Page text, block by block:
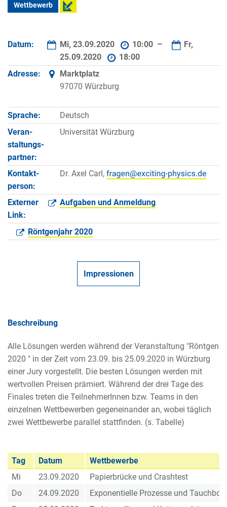
Wettbewerb
Datum: Mi, 23.09.2020 10:00 –
Fr,
25.09.2020
18:00
Adresse:
Marktplatz
97070 Würzburg
Sprache:
Deutsch
Veran­
staltungs­
partner:
Universität Würzburg
Kontakt­
person:
Dr. Axel Carl,
Externer
Link:
Aufgaben und Anmeldung
Röntgenjahr 2020
Impressionen
Beschreibung
Alle Lösungen werden während der Veranstaltung "Röntgen
2020 " in der Zeit vom 23.09. bis 25.09.2020 in Würzburg
einer Jury vorgestellt. Die besten Lösungen werden mit
wertvollen Preisen prämiert. Während der drei Tage des
Finales treten die TeilnehmerInnen bzw. Teams in den
einzelnen Wettbewerben gegeneinander an, wobei täglich
zwei Wettbewerbe parallel stattfinden. (s. Tabelle)
Tag Datum
Wettbewerbe
Mi
23.09.2020
Papierbrücke und Crashtest
Do
24.09.2020
Exponentielle Prozesse und